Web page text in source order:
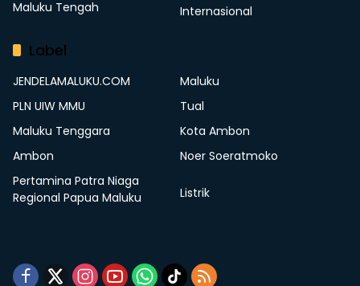
Maluku Tengah
Internasional
Label
JENDELAMALUKU.COM
Maluku
PLN UIW MMU
Tual
Maluku Tenggara
Kota Ambon
Ambon
Noer Soeratmoko
Pertamina Patra Niaga
Regional Papua Maluku
Listrik